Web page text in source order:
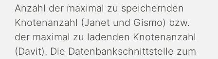
Anzahl der maximal zu speichernden
Knotenanzahl (Janet und Gismo) bzw.
der maximal zu ladenden Knotenanzahl
(Davit). Die Datenbankschnittstelle zum